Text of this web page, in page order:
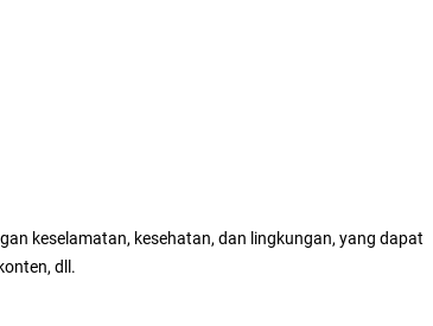
keselamatan, kesehatan, dan lingkungan, yang dapat
dll.